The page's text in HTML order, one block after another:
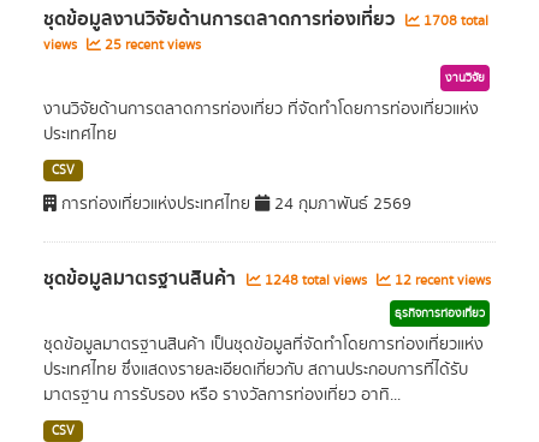
ชุดข้อมูลงานวิจัยด้านการตลาดการท่องเที่ยว
1708 total
views
25 recent views
งานวิจัย
งานวิจัยด้านการตลาดการท่องเที่ยว ที่จัดทำโดยการท่องเที่ยวแห่ง
ประเทศไทย
CSV
การท่องเที่ยวแห่งประเทศไทย 24 กุมภาพันธ์ 2569
ชุดข้อมูลมาตรฐานสินค้า 1248 total views 12 recent views
ธุรกิจการท่องเที่ยว
ชุดข้อมูลมาตรฐานสินค้า เป็นชุดข้อมูลที่จัดทำโดยการท่องเที่ยวแห่ง
ประเทศไทย ซึ่งแสดงรายละเอียดเกี่ยวกับ สถานประกอบการที่ได้รับ
มาตรฐาน การรับรอง หรือ รางวัลการท่องเที่ยว อาทิ...
CSV